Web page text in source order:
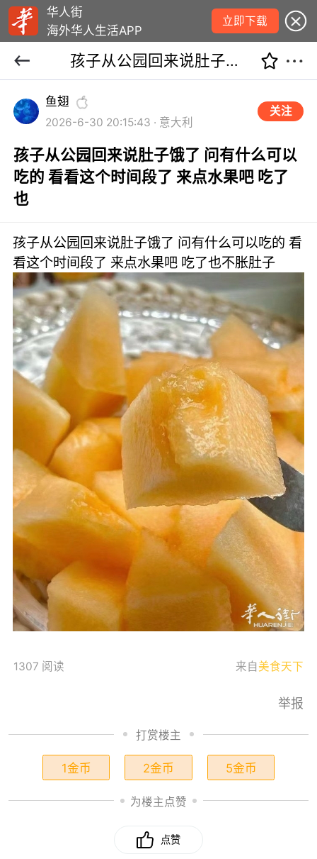
华人街
海外华人生活APP
立即下载
孩子从公园回来说肚子饿了 问有什么可以吃的 看看这个时间段了 来点水果吧 吃了也
鱼翅
2026-6-30 20:15:43 · 意大利
关注
孩子从公园回来说肚子饿了 问有什么可以
吃的 看看这个时间段了 来点水果吧 吃了
也
孩子从公园回来说肚子饿了 问有什么可以吃的 看
看这个时间段了 来点水果吧 吃了也不胀肚子
1307 阅读 来自美食天下
举报
打赏楼主
1金币 2金币 5金币
为楼主点赞
点赞